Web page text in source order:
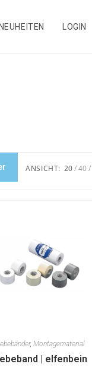
NEUHEITEN LOGIN
ANSICHT: 20 40
, Montagematerial
| elfenbein